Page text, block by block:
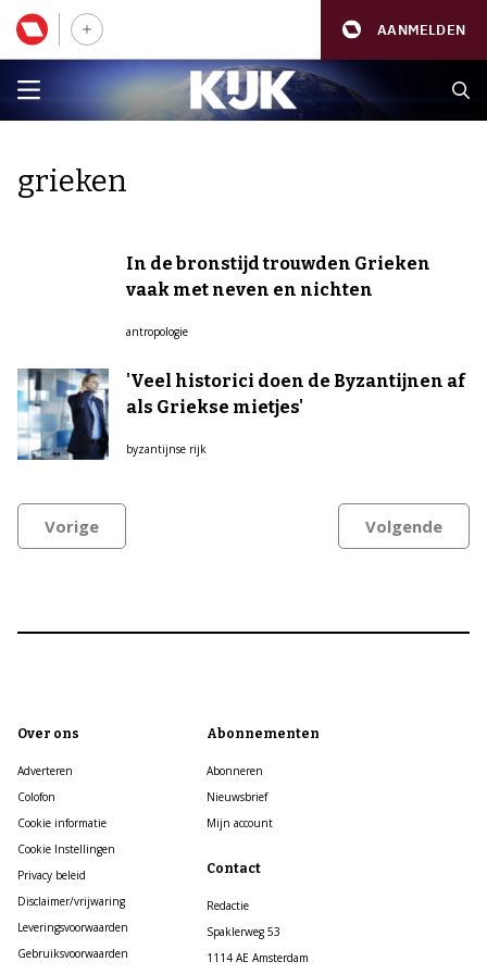
AANMELDEN
grieken
In de bronstijd trouwden Grieken
vaak met neven en nichten
antropologie
'Veel historici doen de Byzantijnen af
als Griekse mietjes'
byzantijnse rijk
Vorige Volgende
Over ons
Adverteren
Colofon
Cookie informatie
Cookie Instellingen
Privacy beleid
Disclaimer/vrijwaring
Leveringsvoorwaarden
Gebruiksvoorwaarden
Abonnementen
Abonneren
Nieuwsbrief
Mijn account
Contact
Redactie
Spaklerweg 53
1114 AE Amsterdam